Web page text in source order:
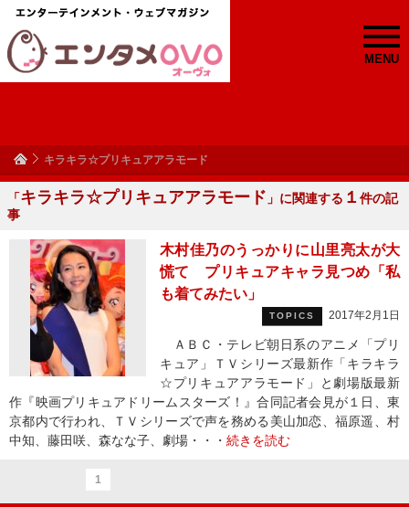
MENU
キラキラ☆プリキュアアラモード
「キラキラ☆プリキュアアラモード 」に関連する １ 件の記
事
木村佳乃のうっかりに山里亮太が大
慌て プリキュアキャラ見つめ「私
も着てみたい」
TOPICS 2017年2月1日
ＡＢＣ・テレビ朝日系のアニメ「プリ
キュア」ＴＶシリーズ最新作「キラキラ
☆プリキュアアラモード」と劇場版最新
作『映画プリキュアドリームスターズ！』合同記者会見が１日、東
京都内で行われ、ＴＶシリーズで声を務める美山加恋、福原遥、村
中知、藤田咲、森なな子、劇場・・・ 続きを読む
1